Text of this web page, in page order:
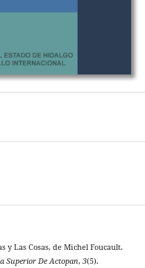
y Las Cosas, de Michel Foucault.
Superior De Actopan, 3(5).